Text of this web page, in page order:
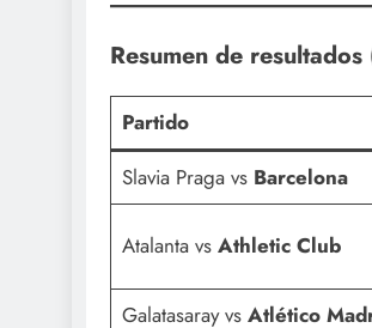
Resumen de
Partido
Slavia Praga vs Barcelona
Atalanta vs Athletic Club
Galatasaray vs Atlético